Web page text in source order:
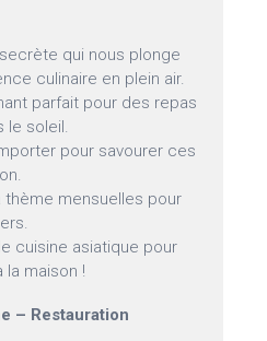
qui nous plonge
culinaire en plein air.
parfait pour des repas
le soleil.
pour savourer ces
thème mensuelles pour
cuisine asiatique pour
la maison !
– Restauration